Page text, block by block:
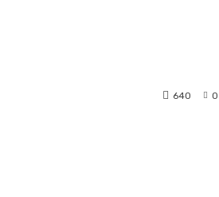
0
640